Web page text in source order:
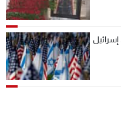
إسرائيل